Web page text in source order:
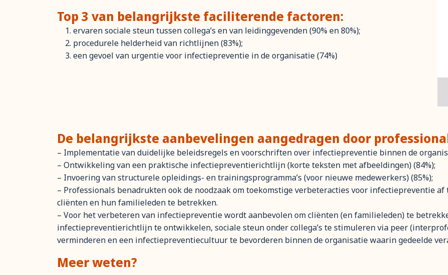
Top 3 van belangrijkste faciliterende factoren:
ervaren sociale steun tussen collega’s en van leidinggevenden (90% en 80%);
procedurele helderheid van richtlijnen (83%);
een gevoel van urgentie voor infectiepreventie in de organisatie (74%)
De belangrijkste aanbevelingen aangedragen door
– Implementatie van duidelijke beleidsregels en voorschriften over infectiepreventie binnen de
– Ontwikkeling van een praktische infectiepreventierichtlijn (korte teksten met afbeeldingen) (84%);
– Invoering van structurele opleidings- en trainingsprogramma’s (voor nieuwe medewerkers) (85%);
– Professionals benadrukten ook de noodzaak om toekomstige verbeteracties voor infectiepreventie
cliënten en hun familieleden te betrekken.
– Voor het verbeteren van infectiepreventie wordt aanbevolen om cliënten (en familieleden) te
infectiepreventierichtlijn te ontwikkelen, sociale steun onder collega’s te stimuleren via peer
verminderen en een infectiepreventiecultuur te bevorderen binnen de organisatie waarin gedeelde
Meer weten?